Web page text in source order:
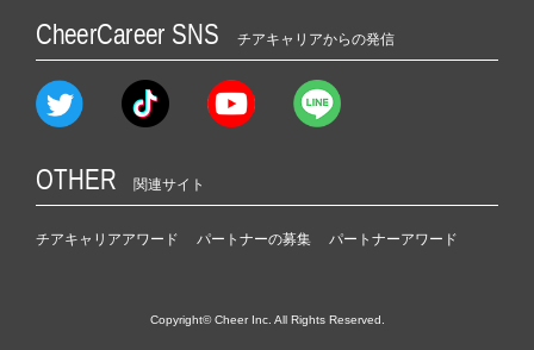
CheerCareer SNS チアキャリアからの発信
OTHER 関連サイト
チアキャリアアワード パートナーの募集 パートナーアワード
Copyright© Cheer Inc. All Rights Reserved.